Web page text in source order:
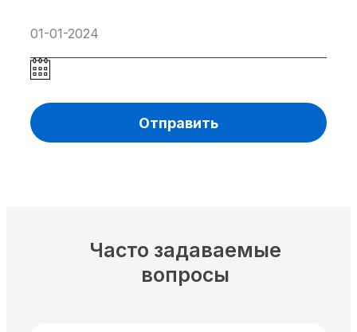
Отправить
Часто задаваемые
вопросы